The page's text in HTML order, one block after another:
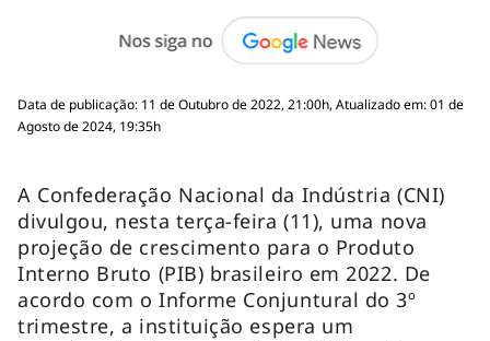
Data de publicação: 11 de Outubro de 2022, 21:00h, Atualizado em: 01 de
Agosto de 2024, 19:35h
A Confederação Nacional da Indústria (CNI)
divulgou, nesta terça-feira (11), uma nova
projeção de crescimento para o Produto
Interno Bruto (PIB) brasileiro em 2022. De
acordo com o Informe Conjuntural do 3º
trimestre, a instituição espera um